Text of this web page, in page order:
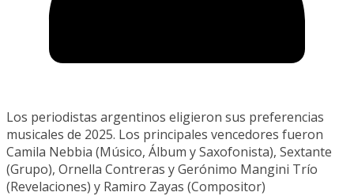
Los periodistas argentinos eligieron sus preferencias
musicales de 2025. Los principales vencedores fueron
Camila Nebbia (Músico, Álbum y Saxofonista), Sextante
(Grupo), Ornella Contreras y Gerónimo Mangini Trío
(Revelaciones) y Ramiro Zayas (Compositor)